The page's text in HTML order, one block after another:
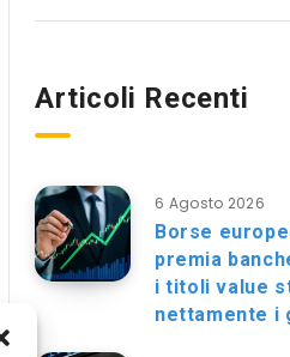
Articoli Recenti
6 Agosto 2026
Borse
premia
i titoli value
nettamente i